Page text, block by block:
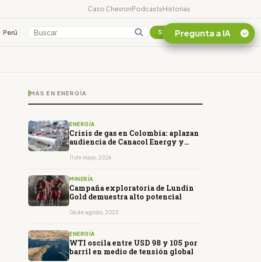
Caso ChevronPodcastsHistorias
Perú Colombia Suscribirse
MÁS EN ENERGÍA
ENERGÍA
Crisis de gas en Colombia: aplazan
audiencia de Canacol Energy y
abastecimiento
11 de mayo, 2026
MINERÍA
Campaña exploratoria de Lundin
Gold demuestra alto potencial
06 de agosto, 2025
ENERGÍA
WTI oscila entre USD 98 y 105 por
barril en medio de tensión global
Pregunta a IA
¿En que consiste la